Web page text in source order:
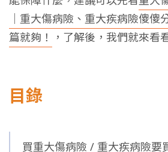
｜重大傷病險、重大疾病險傻傻
篇就夠！
，了解後，我們就來看
目錄
買重大傷病險 / 重大疾病險要